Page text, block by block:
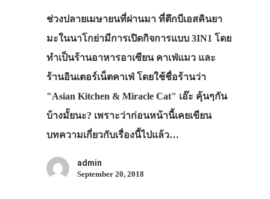
ช่วงปลายเมษายนที่ผ่านมา ที่ตึกบีเอสคินยา
มะในนาโกย่ามีการเปิดกิจการแบบ 3IN1 โดย
ทำเป็นร้านอาหารอาเซียน คาเฟ่แมว และ
ร้านอินเตอร์เน็ตคาเฟ่ โดยใช้ชื่อร้านว่า
"Asian Kitchen & Miracle Cat" เอ๊ะ คุ้นๆกัน
บ้างมั้ยนะ? เพราะว่าก่อนหน้านี้เคยเขียน
บทความเกี่ยวกับเรื่องนี้ไปแล้ว…
admin
September 20, 2018